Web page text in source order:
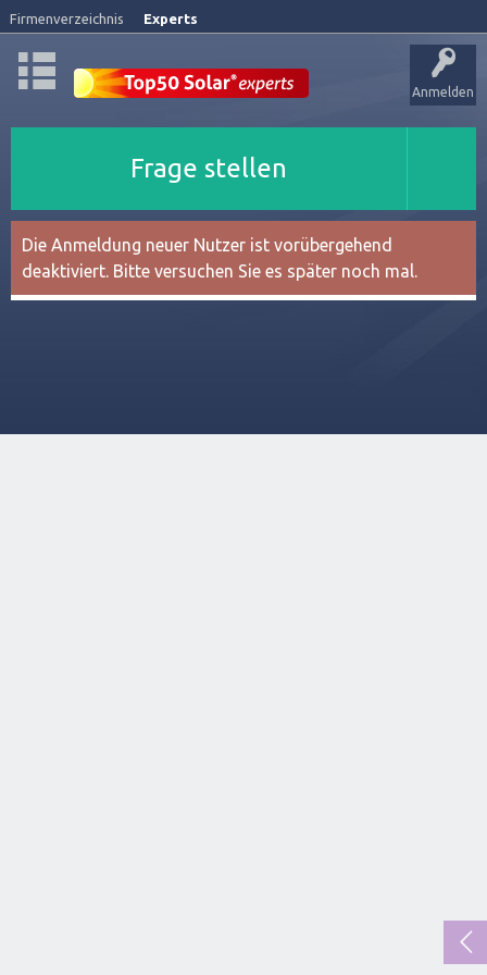
Firmenverzeichnis Experts
Anmelden
Frage stellen
Die Anmeldung neuer Nutzer ist vorübergehend
deaktiviert. Bitte versuchen Sie es später noch mal.